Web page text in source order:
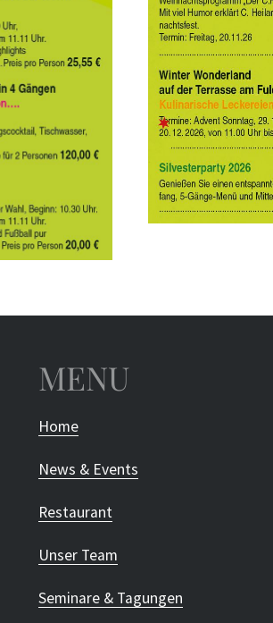
MENU
Home
News & Events
Restaurant
Unser Team
Seminare & Tagungen